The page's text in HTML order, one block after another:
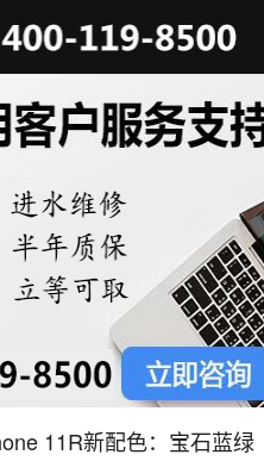
11R新配色：宝石蓝绿